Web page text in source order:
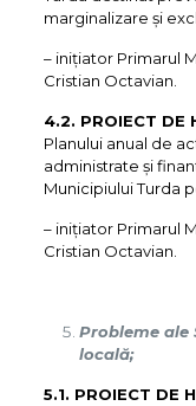
marginalizare și
– iniţiator Primarul
Cristian Octavian.
4.2. PROIECT DE
Planului anual de
administrate și
Municipiului Turda
– iniţiator Primarul
Cristian Octavian.
Probleme ale
locală;
5.1. PROIECT DE